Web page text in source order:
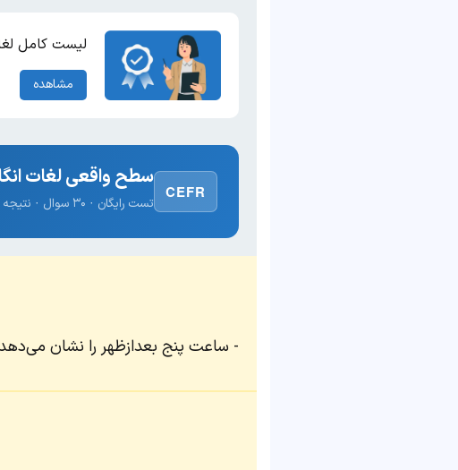
لیست کامل
مشاهده
CEFR
سطح واقعی لغات
تست رایگان · ۳۰ سوال · نتیجه فوری
ساعت پنج بعدازظهر را نشان